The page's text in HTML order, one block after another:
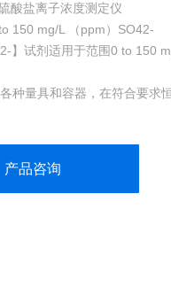
酸盐离子浓度测定仪
150 mg/L （ppm）SO42-
】试剂适用于范围0 to 150
种量具和容器，在符合要求
产品咨询